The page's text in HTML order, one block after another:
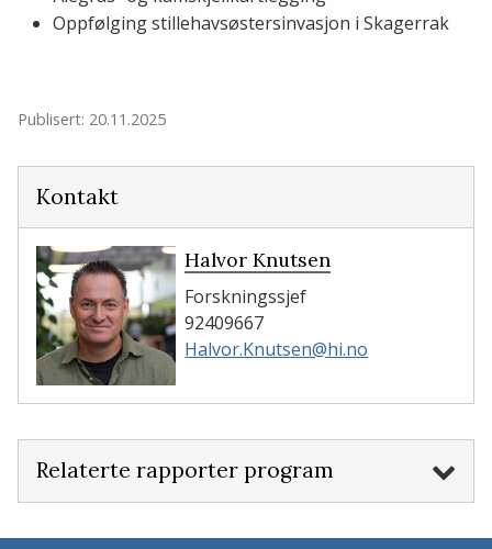
Oppfølging stillehavsøstersinvasjon i Skagerrak
Publisert: 20.11.2025
Kontakt
Halvor Knutsen
Forskningssjef
92409667
Halvor.Knutsen@hi.no
Relaterte rapporter program